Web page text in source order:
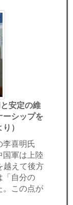
安定の維
ーシップを
）
喜明氏
国軍は上陸
越えて後方
「自分の
。この点が